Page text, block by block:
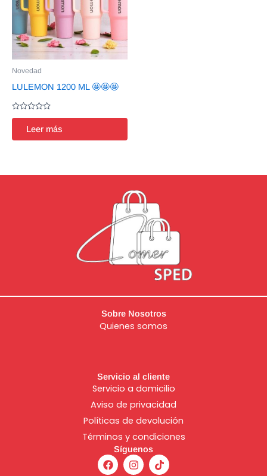
Novedad
LULEMON 1200 ML 🤩🤩🤩
Valorado
de
Leer más
Sobre Nosotros
Quienes somos
Servicio al cliente
Servicio a domicilio
Aviso de privacidad
Políticas de devolución
Términos y condiciones
Síguenos
F
a
I
n
T
i